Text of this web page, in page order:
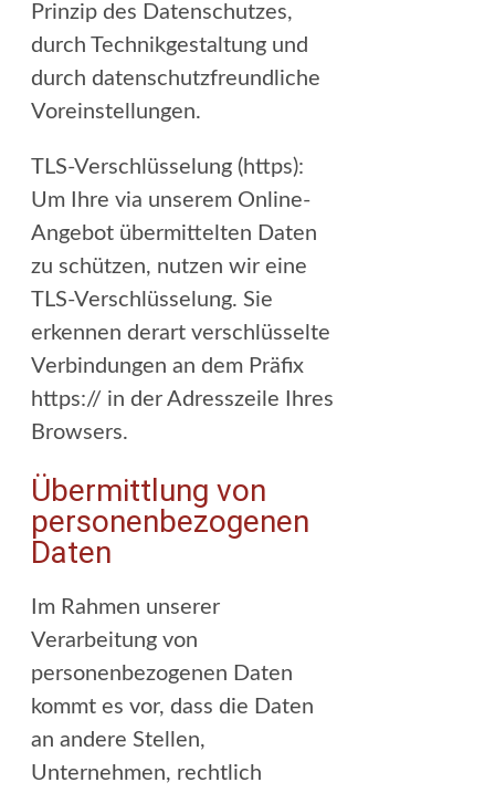
Prinzip des Datenschutzes,
durch Technikgestaltung und
durch datenschutzfreundliche
Voreinstellungen.
TLS-Verschlüsselung (https):
Um Ihre via unserem Online-
Angebot übermittelten Daten
zu schützen, nutzen wir eine
TLS-Verschlüsselung. Sie
erkennen derart verschlüsselte
Verbindungen an dem Präfix
https:// in der Adresszeile Ihres
Browsers.
Übermittlung von
personenbezogenen
Daten
Im Rahmen unserer
Verarbeitung von
personenbezogenen Daten
kommt es vor, dass die Daten
an andere Stellen,
Unternehmen, rechtlich